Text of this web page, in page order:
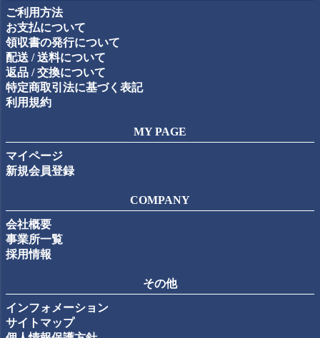
ご利用方法
お支払について
領収書の発行について
配送 / 送料について
返品 / 交換について
特定商取引法に基づく表記
利用規約
MY PAGE
マイページ
新規会員登録
COMPANY
会社概要
事業所一覧
採用情報
その他
インフォメーション
サイトマップ